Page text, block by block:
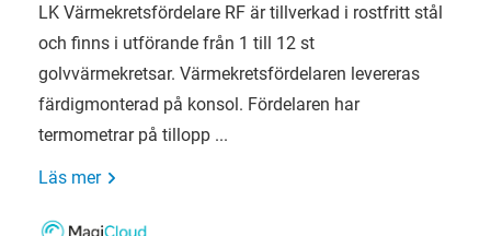
LK Värmekretsfördelare RF är tillverkad i rostfritt stål
och finns i utförande från 1 till 12 st
golvvärmekretsar. Värmekretsfördelaren levereras
färdigmonterad på konsol. Fördelaren har
termometrar på tillopp ...
Läs mer